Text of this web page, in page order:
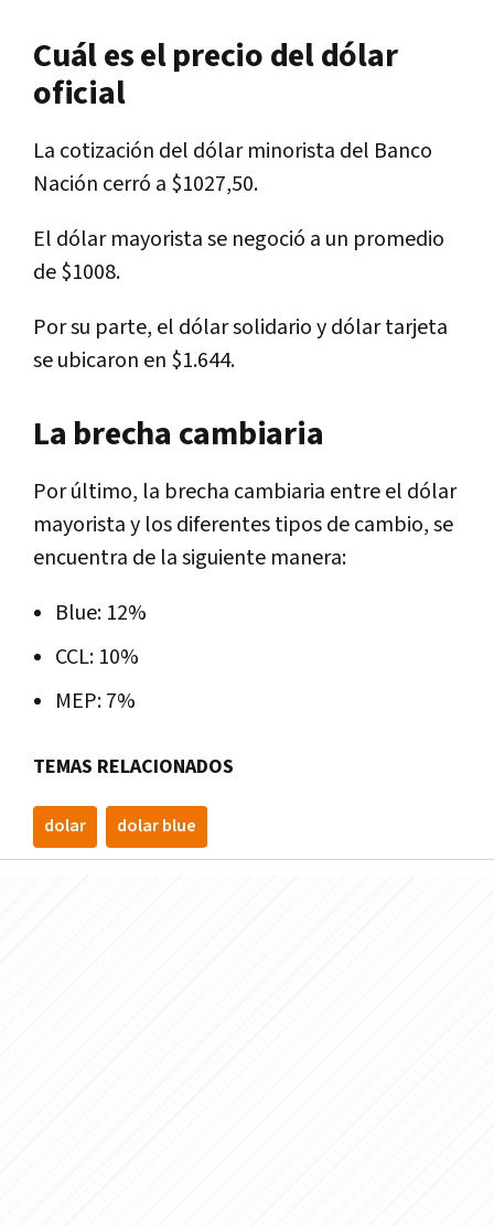
Cuál es el precio del dólar
oficial
La cotización del dólar minorista del Banco
Nación cerró a $1027,50.
El dólar mayorista se negoció a un promedio
de $1008.
Por su parte, el dólar solidario y dólar tarjeta
se ubicaron en $1.644.
La brecha cambiaria
Por último, la brecha cambiaria entre el dólar
mayorista y los diferentes tipos de cambio, se
encuentra de la siguiente manera:
Blue: 12%
CCL: 10%
MEP: 7%
TEMAS RELACIONADOS
dolar dolar blue